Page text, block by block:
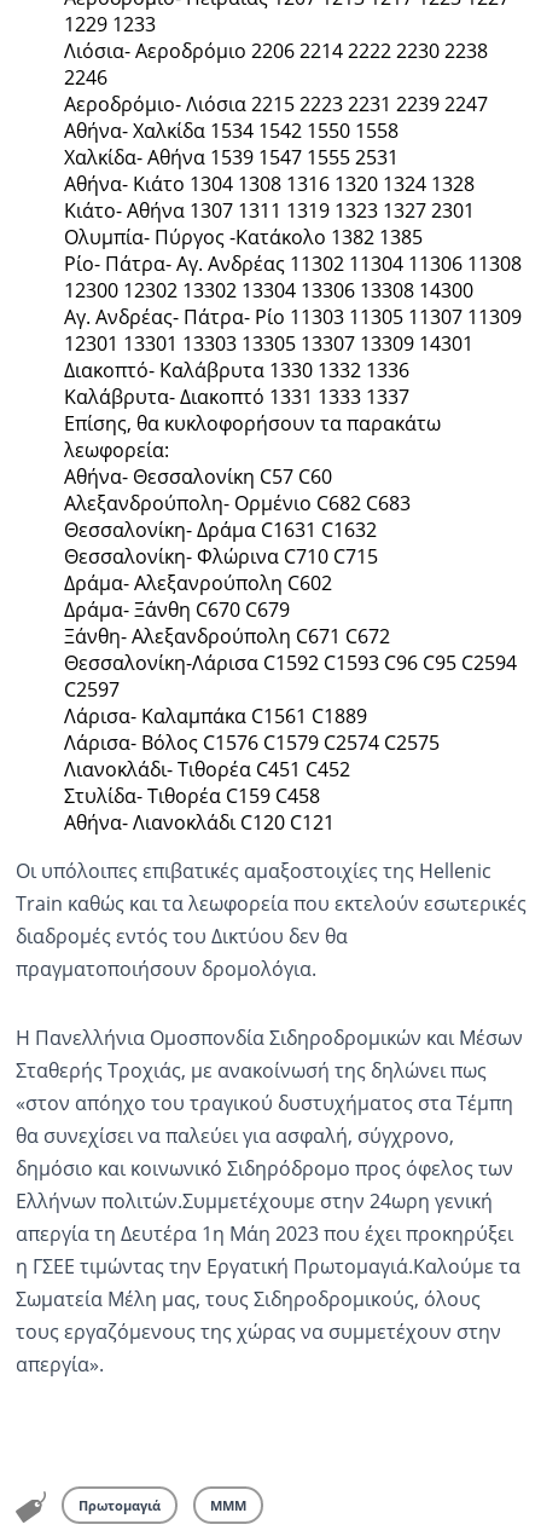
1229 1233
Λιόσια- Αεροδρόμιο 2206 2214 2222 2230 2238
2246
Αεροδρόμιο- Λιόσια 2215 2223 2231 2239 2247
Αθήνα- Χαλκίδα 1534 1542 1550 1558
Χαλκίδα- Αθήνα 1539 1547 1555 2531
Αθήνα- Κιάτο 1304 1308 1316 1320 1324 1328
Κιάτο- Αθήνα 1307 1311 1319 1323 1327 2301
Ολυμπία- Πύργος -Κατάκολο 1382 1385
Ρίο- Πάτρα- Αγ. Ανδρέας 11302 11304 11306 11308
12300 12302 13302 13304 13306 13308 14300
Αγ. Ανδρέας- Πάτρα- Ρίο 11303 11305 11307 11309
12301 13301 13303 13305 13307 13309 14301
Διακοπτό- Καλάβρυτα 1330 1332 1336
Καλάβρυτα- Διακοπτό 1331 1333 1337
Επίσης, θα κυκλοφορήσουν τα παρακάτω
λεωφορεία:
Αθήνα- Θεσσαλονίκη C57 C60
Αλεξανδρούπολη- Ορμένιο C682 C683
Θεσσαλονίκη- Δράμα C1631 C1632
Θεσσαλονίκη- Φλώρινα C710 C715
Δράμα- Αλεξανρούπολη C602
Δράμα- Ξάνθη C670 C679
Ξάνθη- Αλεξανδρούπολη C671 C672
Θεσσαλονίκη-Λάρισα C1592 C1593 C96 C95 C2594
C2597
Λάρισα- Καλαμπάκα C1561 C1889
Λάρισα- Βόλος C1576 C1579 C2574 C2575
Λιανοκλάδι- Τιθορέα C451 C452
Στυλίδα- Τιθορέα C159 C458
Αθήνα- Λιανοκλάδι C120 C121
Οι υπόλοιπες επιβατικές αμαξοστοιχίες της Hellenic
Train καθώς και τα λεωφορεία που εκτελούν εσωτερικές
διαδρομές εντός του Δικτύου δεν θα
πραγματοποιήσουν δρομολόγια.
Η Πανελλήνια Ομοσπονδία Σιδηροδρομικών και Μέσων
Σταθερής Τροχιάς, με ανακοίνωσή της δηλώνει πως
«στον απόηχο του τραγικού δυστυχήματος στα Τέμπη
θα συνεχίσει να παλεύει για ασφαλή, σύγχρονο,
δημόσιο και κοινωνικό Σιδηρόδρομο προς όφελος των
Ελλήνων πολιτών.Συμμετέχουμε στην 24ωρη γενική
απεργία τη Δευτέρα 1η Μάη 2023 που έχει προκηρύξει
η ΓΣΕΕ τιμώντας την Εργατική Πρωτομαγιά.Καλούμε τα
Σωματεία Μέλη μας, τους Σιδηροδρομικούς, όλους
τους εργαζόμενους της χώρας να συμμετέχουν στην
απεργία».
Πρωτομαγιά ΜΜΜ